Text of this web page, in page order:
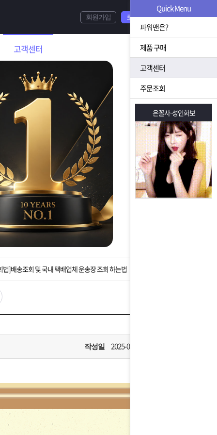
고객센터
회원가입 로그인
상황을 대비해 꼭 입금후 고객센터 연락바랍니다.
연휴 배송 및 휴무 안내
]배송조회 및 국내 택배업체 운송장 조회 하는법
고객 앱설치 가능합니다.
안내] 집 밖에 주소로 택배 받기
작성일 2025-09-26
Quick Menu
파워맨은?
제품 구매
고객센터
주문조회
은꼴사-성인화보 은꼴사-성인화보